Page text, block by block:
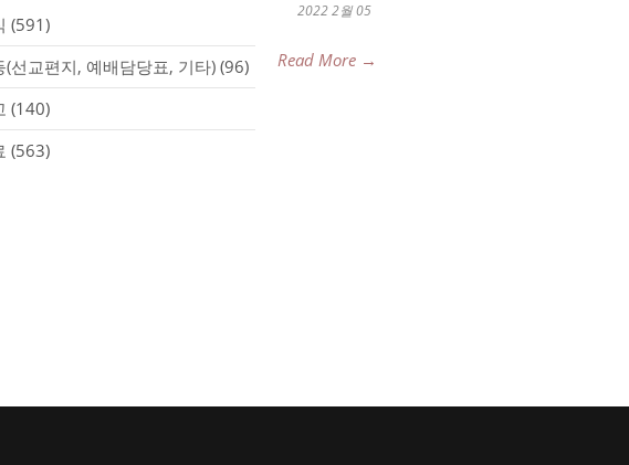
2022 2월 05
Read More →
(591)
(선교편지, 예배담당표, 기타) (96)
(140)
(563)